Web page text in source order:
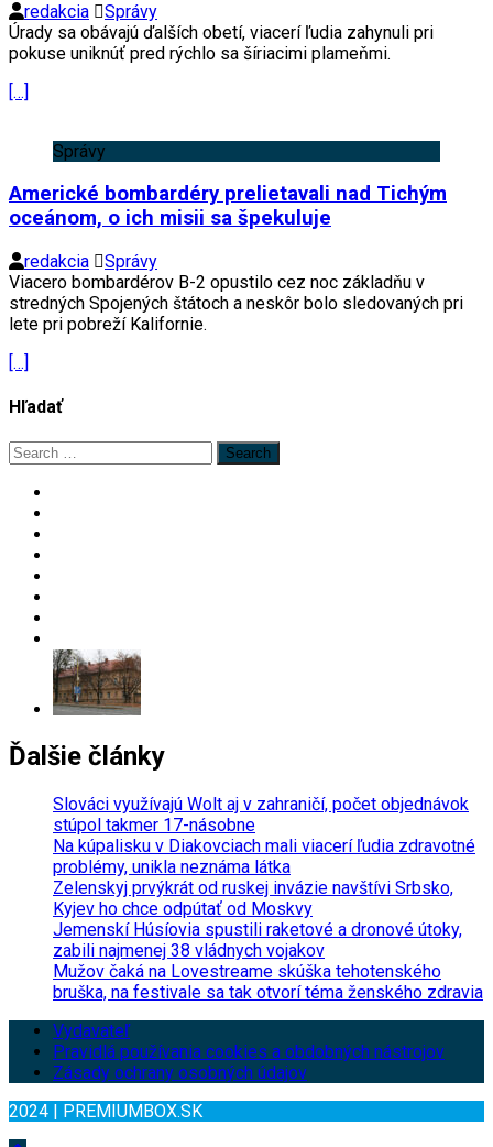
redakcia
Správy
Úrady sa obávajú ďalších obetí, viacerí ľudia zahynuli pri
pokuse uniknúť pred rýchlo sa šíriacimi plameňmi.
[…]
Správy
Americké bombardéry prelietavali nad Tichým
oceánom, o ich misii sa špekuluje
redakcia
Správy
Viacero bombardérov B-2 opustilo cez noc základňu v
stredných Spojených štátoch a neskôr bolo sledovaných pri
lete pri pobreží Kalifornie.
[…]
Hľadať
Search
for:
Ďalšie články
Slováci využívajú Wolt aj v zahraničí, počet objednávok
stúpol takmer 17-násobne
Na kúpalisku v Diakovciach mali viacerí ľudia zdravotné
problémy, unikla neznáma látka
Zelenskyj prvýkrát od ruskej invázie navštívi Srbsko,
Kyjev ho chce odpútať od Moskvy
Jemenskí Húsíovia spustili raketové a dronové útoky,
zabili najmenej 38 vládnych vojakov
Mužov čaká na Lovestreame skúška tehotenského
bruška, na festivale sa tak otvorí téma ženského zdravia
Vydavateľ
Pravidlá používania cookies a obdobných nástrojov
Zásady ochrany osobných údajov
2024 | PREMIUMBOX.SK